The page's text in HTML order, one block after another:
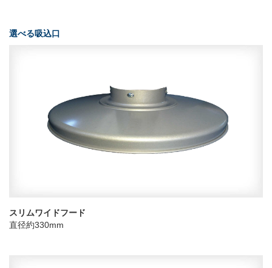
選べる吸込口
スリムワイドフード
直径約330mm